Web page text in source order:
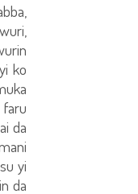
ko
faru
da
yi
da